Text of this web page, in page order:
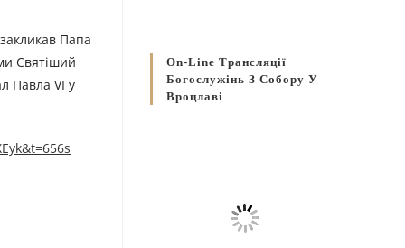
Папа
Святіший
Павла VI у
On-Line Трансляції
Богослужінь З Собору У
Вроцлаві